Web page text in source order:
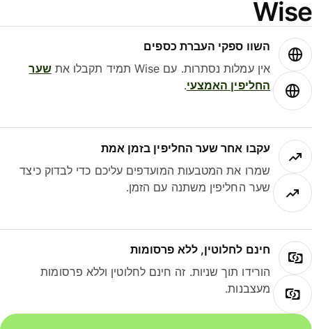
השוו ספקי העברת כספים
אין עמלות נסתרות. עם Wise תמיד תקבלו את
שער
החליפין האמצעי.
עקבו אחר שער החליפין בזמן אמת
שמרו את המטבעות המועדפים עליכם כדי לבדוק כיצד
שער החליפין משתנה עם הזמן.
חינם לחלוטין, ללא פרסומות
הורידו תוך שניות. זה חינם לחלוטין וללא פרסומות
מעצבנות.